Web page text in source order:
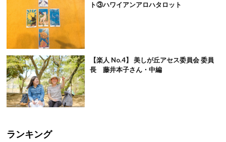
ト③ハワイアンアロハタロット
【楽人 No.4】 美しが丘アセス委員会 委員
長 藤井本子さん・中編
ランキング